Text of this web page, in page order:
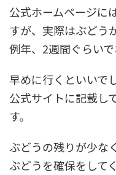
公式ホームページに
すが、実際はぶどう
例年、 2週間ぐらい
早めに行くといいで
公式サイトに記載し
す。
ぶどうの残りが少な
ぶどうを確保をして